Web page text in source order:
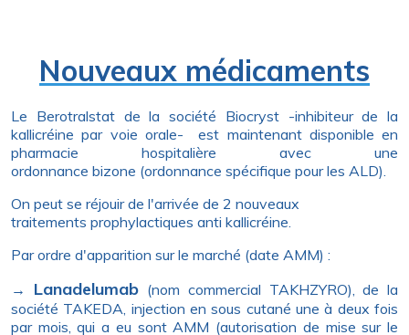
Nouveaux médicaments
Le Berotralstat de la société Biocryst -inhibiteur de la
kallicréine par voie orale- est maintenant disponible en
pharmacie hospitalière avec une
ordonnance bizone (ordonnance spécifique pour les ALD).
On peut se réjouir de l'arrivée de 2 nouveaux
traitements prophylactiques anti kallicréine.
Par ordre d'apparition sur le marché (date AMM) :
→ Lanadelumab (nom commercial TAKHZYRO), de la
société TAKEDA, injection en sous cutané une à deux fois
par mois, qui a eu sont AMM (autorisation de mise sur le